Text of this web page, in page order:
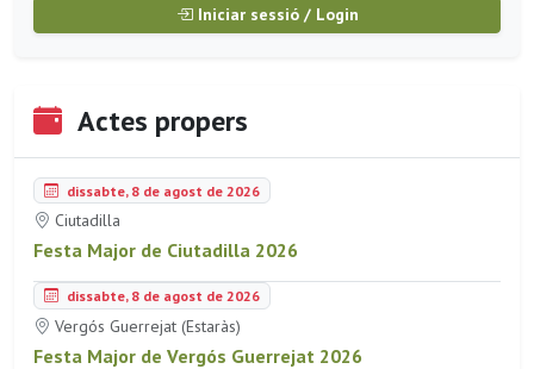
Iniciar sessió / Login
Actes propers
dissabte, 8 de agost de 2026
Ciutadilla
Festa Major de Ciutadilla 2026
dissabte, 8 de agost de 2026
Vergós Guerrejat (Estaràs)
Festa Major de Vergós Guerrejat 2026